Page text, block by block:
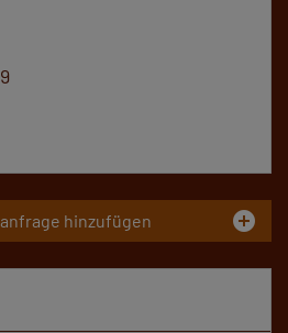
hinzufügen add_circle